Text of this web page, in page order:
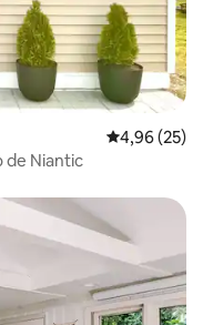
4,96 de uma
4,96 (25)
de Niantic